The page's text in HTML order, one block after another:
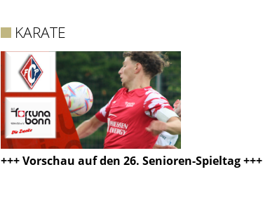
KARATE
+++ Vorschau auf den 26. Senioren-Spieltag +++